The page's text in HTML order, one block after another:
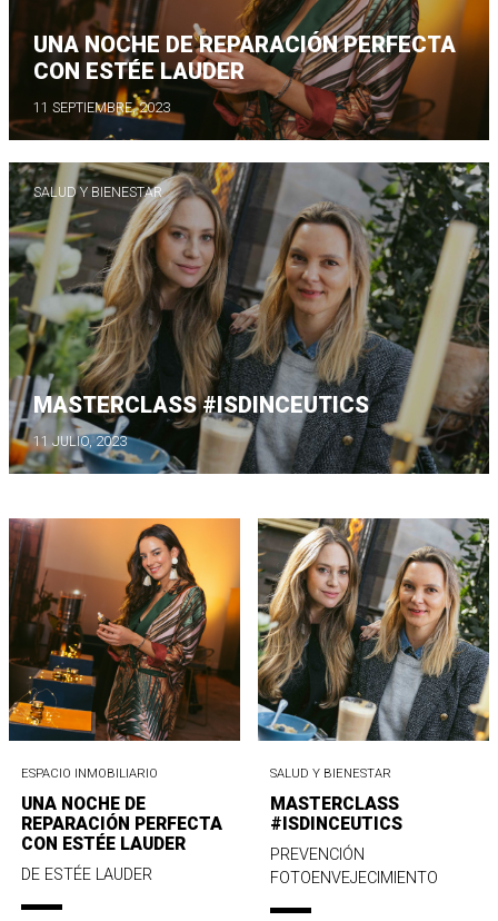
UNA NOCHE DE REPARACIÓN PERFECTA
CON ESTÉE LAUDER
11 SEPTIEMBRE, 2023
SALUD Y BIENESTAR
MASTERCLASS #ISDINCEUTICS
11 JULIO, 2023
ESPACIO INMOBILIARIO
UNA NOCHE DE
REPARACIÓN PERFECTA
CON ESTÉE LAUDER
DE ESTÉE LAUDER
SALUD Y BIENESTAR
MASTERCLASS
#ISDINCEUTICS
PREVENCIÓN
FOTOENVEJECIMIENTO